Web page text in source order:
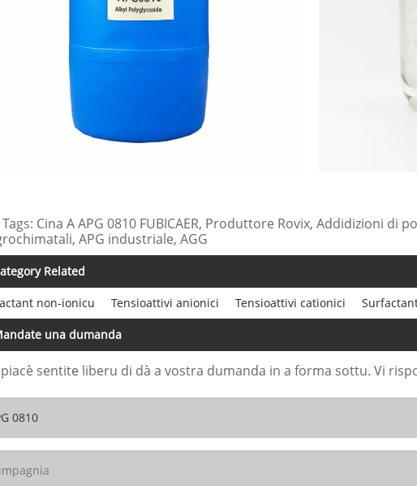
Cina A APG 0810 FUBICAER, Produttore Rovix, Addidizioni di
APG industriale, AGG
Related
non-ionicu Tensioattivi anionici Tensioattivi cationici
una dumanda
sentite liberu di dà a vostra dumanda in a forma sottu. Vi